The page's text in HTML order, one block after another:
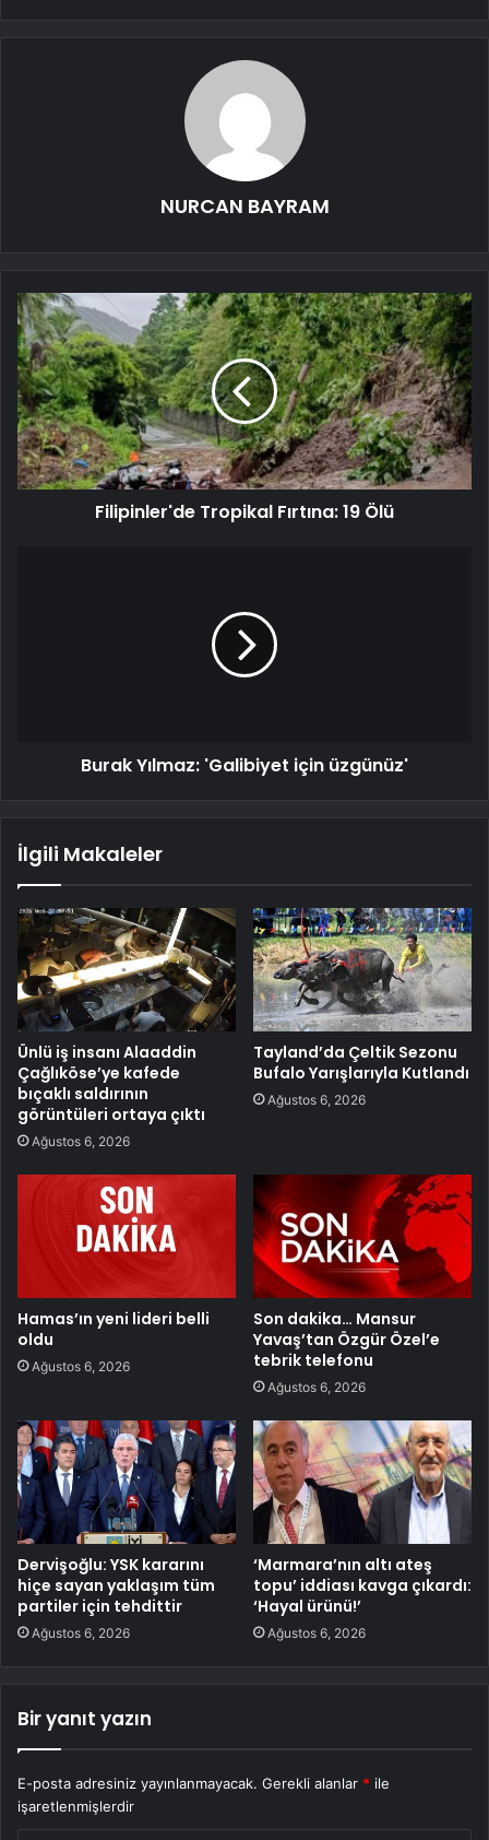
NURCAN BAYRAM
Filipinler'de Tropikal Fırtına: 19 Ölü
Burak Yılmaz: 'Galibiyet için üzgünüz'
İlgili Makaleler
Ünlü iş insanı Alaaddin
Çağlıköse’ye kafede
bıçaklı saldırının
görüntüleri ortaya çıktı
Ağustos 6, 2026
Tayland’da Çeltik Sezonu
Bufalo Yarışlarıyla Kutlandı
Ağustos 6, 2026
Hamas’ın yeni lideri belli
oldu
Ağustos 6, 2026
Son dakika… Mansur
Yavaş’tan Özgür Özel’e
tebrik telefonu
Ağustos 6, 2026
Dervişoğlu: YSK kararını
hiçe sayan yaklaşım tüm
partiler için tehdittir
Ağustos 6, 2026
‘Marmara’nın altı ateş
topu’ iddiası kavga çıkardı:
‘Hayal ürünü!’
Ağustos 6, 2026
Bir yanıt yazın
E-posta adresiniz yayınlanmayacak. Gerekli alanlar * ile
işaretlenmişlerdir